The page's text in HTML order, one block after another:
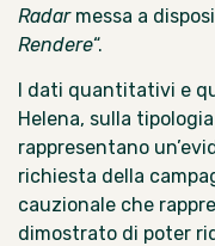
Radar messa a
Rendere“.
I dati quantitativi e
Helena, sulla
rappresentano
richiesta della
cauzionale che
dimostrato di poter